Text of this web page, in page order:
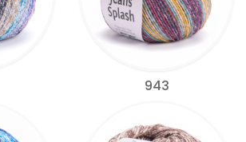
943